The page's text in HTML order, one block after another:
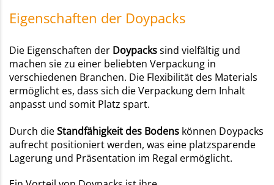
Eigenschaften der Doypacks
Die Eigenschaften der Doypackssind vielfältig und
machen sie zu einer beliebten Verpackung in
verschiedenen Branchen. Die Flexibilität des Materials
ermöglicht es, dass sich die Verpackung dem Inhalt
anpasst und somit Platz spart.
Durch dieStandfähigkeit des Bodens können Doypacks
aufrecht positioniert werden, was eine platzsparende
Lagerung und Präsentation im Regal ermöglicht.